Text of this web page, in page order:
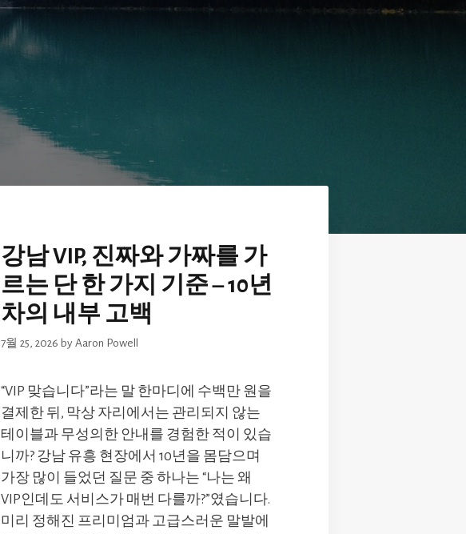
강남 VIP, 진짜와 가짜를 가
르는 단 한 가지 기준 – 10년
차의 내부 고백
7월 25, 2026 by Aaron Powell
“VIP 맞습니다”라는 말 한마디에 수백만 원을
결제한 뒤, 막상 자리에서는 관리되지 않는
테이블과 무성의한 안내를 경험한 적이 있습
니까? 강남 유흥 현장에서 10년을 몸담으며
가장 많이 들었던 질문 중 하나는 “나는 왜
VIP인데도 서비스가 매번 다를까?”였습니다.
미리 정해진 프리미엄과 고급스러운 말발에